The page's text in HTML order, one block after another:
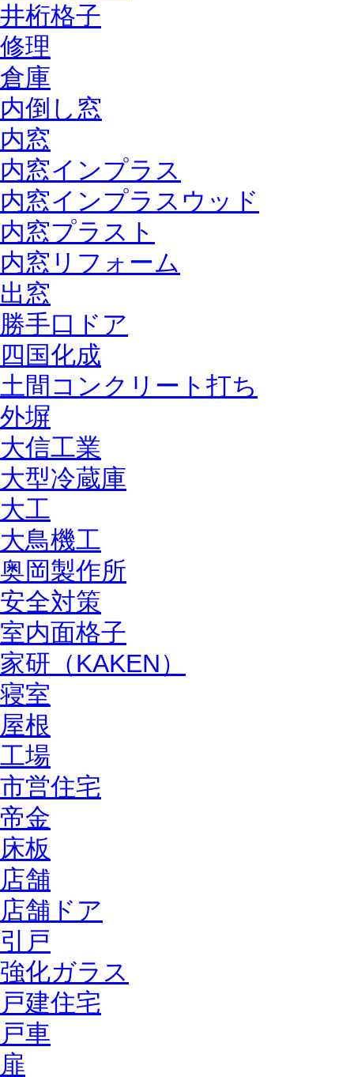
井桁格子
修理
倉庫
内倒し窓
内窓
内窓インプラス
内窓インプラスウッド
内窓プラスト
内窓リフォーム
出窓
勝手口ドア
四国化成
土間コンクリート打ち
外塀
大信工業
大型冷蔵庫
大工
大鳥機工
奥岡製作所
安全対策
室内面格子
家研（KAKEN）
寝室
屋根
工場
市営住宅
帝金
床板
店舗
店舗ドア
引戸
強化ガラス
戸建住宅
戸車
扉